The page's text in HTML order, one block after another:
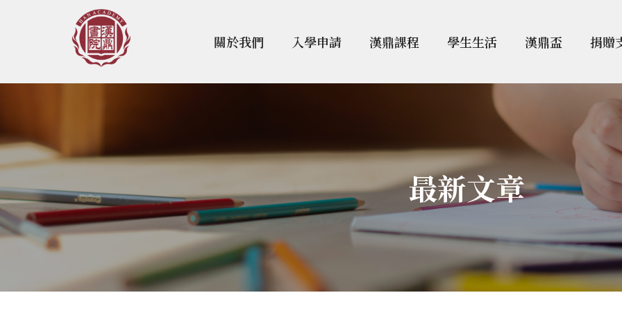
關於我們 入學申請 漢鼎課程 學生生活 漢鼎盃 捐贈
最新文章